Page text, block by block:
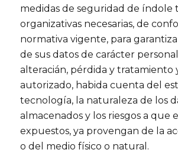
medidas de seguridad de índole
organizativas necesarias, de
normativa vigente, para
de sus datos de carácter
alteracián, pérdida y tratamiento
autorizado, habida cuenta del
tecnología, la naturaleza de los
almacenados y los riesgos a que
expuestos, ya provengan de la
o del medio físico o natural.